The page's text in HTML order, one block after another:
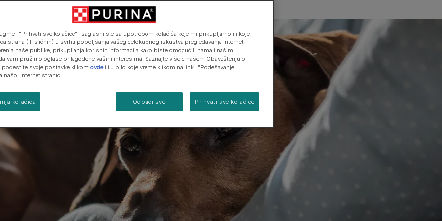
Pronađite svog psa Pronađite svoju mačku
""Prihvati sve kolačiće"" saglasni ste sa upotrebom kolačića koje mi prikupljamo ili koje
strana (ili sličnih) u svrhu poboljšanja vašeg celokupnog iskustva pregledavanja internet
naše publike, prikupljanja korisnih informacija kako biste omogućili nama i našim
vam pružimo oglase prilagođene vašim interesima. Saznajte više o našem Obaveštenju o
podestite svoje postavke klikom ovdeili u bilo koje vreme klikom na link ""Podešavanje
našoj internet stranici.
kolačića Odbaci sve Prihvati sve kolačiće